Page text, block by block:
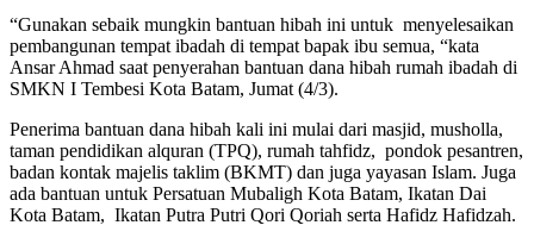
“Gunakan sebaik mungkin bantuan hibah ini untuk menyelesaikan
pembangunan tempat ibadah di tempat bapak ibu semua, “kata
Ansar Ahmad saat penyerahan bantuan dana hibah rumah ibadah di
SMKN I Tembesi Kota Batam, Jumat (4/3).
Penerima bantuan dana hibah kali ini mulai dari masjid, musholla,
taman pendidikan alquran (TPQ), rumah tahfidz, pondok pesantren,
badan kontak majelis taklim (BKMT) dan juga yayasan Islam. Juga
ada bantuan untuk Persatuan Mubaligh Kota Batam, Ikatan Dai
Kota Batam, Ikatan Putra Putri Qori Qoriah serta Hafidz Hafidzah.